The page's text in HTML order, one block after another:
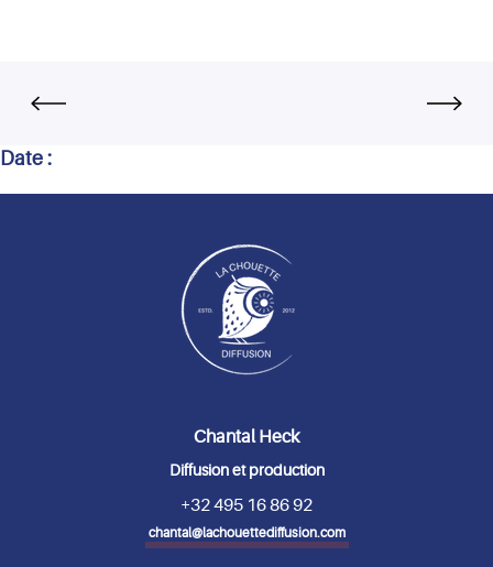
Date :
Chantal Heck
Diffusion et production
+32 495 16 86 92
chantal@lachouettediffusion.com